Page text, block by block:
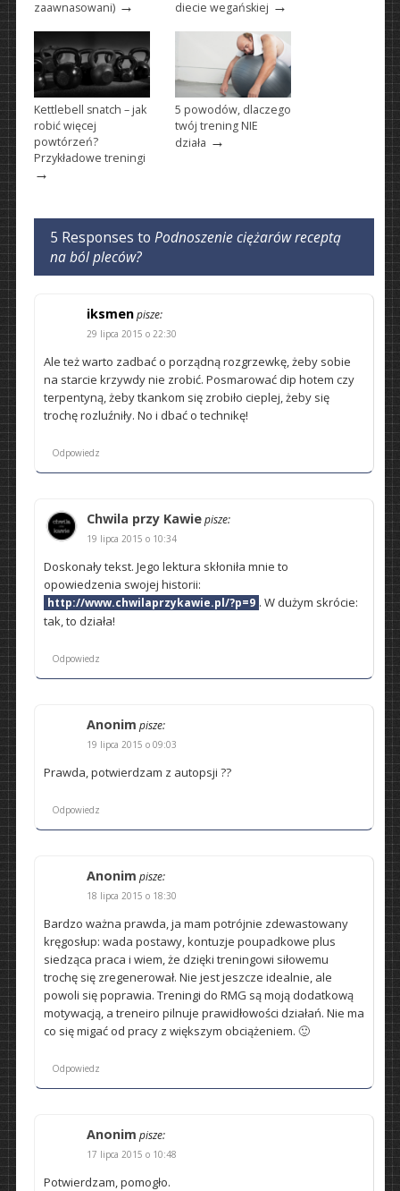
zaawnasowani)→
diecie wegańskiej →
Kettlebell snatch – jak
robić więcej
powtórzeń?
Przykładowe treningi
→
5 powodów, dlaczego
twój trening NIE
działa →
5 Responses to Podnoszenie ciężarów receptą
na ból pleców?
iksmen pisze:
29 lipca 2015 o 22:30
Ale też warto zadbać o porządną rozgrzewkę, żeby sobie
na starcie krzywdy nie zrobić. Posmarować dip hotem czy
terpentyną, żeby tkankom się zrobiło cieplej, żeby się
trochę rozluźniły. No i dbać o technikę!
Odpowiedz
Chwila przy Kawie pisze:
19 lipca 2015 o 10:34
Doskonały tekst. Jego lektura skłoniła mnie to
opowiedzenia swojej historii:
http://www.chwilaprzykawie.pl/?p=9 . W dużym skrócie:
tak, to działa!
Odpowiedz
Anonim pisze:
19 lipca 2015 o 09:03
Prawda, potwierdzam z autopsji ??
Odpowiedz
Anonim pisze:
18 lipca 2015 o 18:30
Bardzo ważna prawda, ja mam potrójnie zdewastowany
kręgosłup: wada postawy, kontuzje poupadkowe plus
siedząca praca i wiem, że dzięki treningowi siłowemu
trochę się zregenerował. Nie jest jeszcze idealnie, ale
powoli się poprawia. Treningi do RMG są moją dodatkową
motywacją, a treneiro pilnuje prawidłowości działań. Nie ma
co się migać od pracy z większym obciążeniem. 🙂
Odpowiedz
Anonim pisze:
17 lipca 2015 o 10:48
Potwierdzam, pomogło.